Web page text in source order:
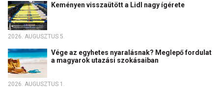
Keményen visszaütött a Lidl nagy ígérete
2026. AUGUSZTUS 5.
Vége az egyhetes nyaralásnak? Meglepő fordulat
a magyarok utazási szokásaiban
2026. AUGUSZTUS 1.